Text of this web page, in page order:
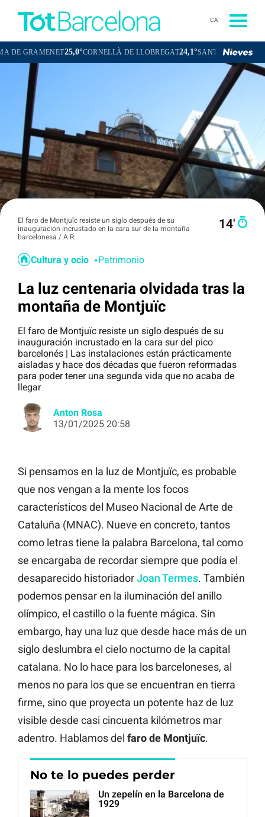
CA
25,0°CORNELLÀ DE LLOBREGAT24,1°SANT BOI DE LLOBREGAT24,5°
El faro de Montjuïc resiste un siglo después de su
inauguración incrustado en la cara sur de la montaña
barcelonesa / A.R.
14′
Cultura y ocio Patrimonio
La luz centenaria olvidada tras la
montaña de Montjuïc
El faro de Montjuïc resiste un siglo después de su
inauguración incrustado en la cara sur del pico
barcelonés | Las instalaciones están prácticamente
aisladas y hace dos décadas que fueron reformadas
para poder tener una segunda vida que no acaba de
llegar
Anton Rosa
13/01/2025 20:58
Si pensamos en la luz de Montjuïc, es probable
que nos vengan a la mente los focos
característicos del Museo Nacional de Arte de
Cataluña (MNAC). Nueve en concreto, tantos
como letras tiene la palabra Barcelona, tal como
se encargaba de recordar siempre que podía el
desaparecido historiadorJoan Termes. También
podemos pensar en la iluminación del anillo
olímpico, el castillo o la fuente mágica. Sin
embargo, hay una luz que desde hace más de un
siglo deslumbra el cielo nocturno de la capital
catalana. No lo hace para los barceloneses, al
menos no para los que se encuentran en tierra
firme, sino que proyecta un potente haz de luz
visible desde casi cincuenta kilómetros mar
adentro. Hablamos del faro de Montjuïc.
No te lo puedes perder
Un zepelín en la Barcelona de
1929